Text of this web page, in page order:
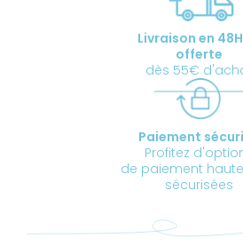
Livraison en
offerte
dès 55€
Paiement
Profitez
de paiement
sécurisées